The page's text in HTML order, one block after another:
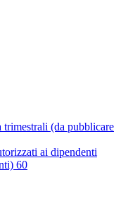
trimestrali (da pubblicare
ai dipendenti
60